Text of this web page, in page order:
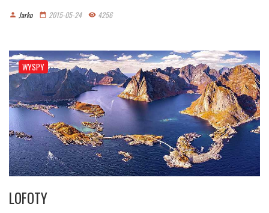
person Jarko date_range 2015-05-24 remove_red_eye 4256
WYSPY
LOFOTY